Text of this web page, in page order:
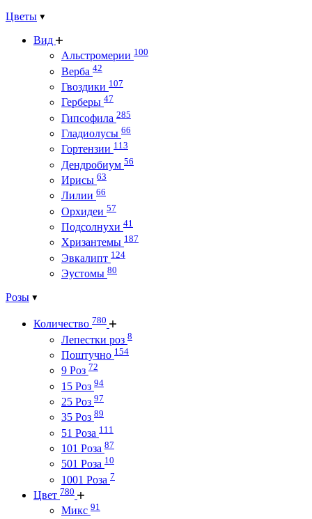
Цветы
Вид
Альстромерии 100
Верба 42
Гвоздики 107
Герберы 47
Гипсофила 285
Гладиолусы 66
Гортензии 113
Дендробиум 56
Ирисы 63
Лилии 66
Орхидеи 57
Подсолнухи 41
Хризантемы 187
Эвкалипт 124
Эустомы 80
Розы
Количество 780
Лепестки роз 8
Поштучно 154
9 Роз 72
15 Роз 94
25 Роз 97
35 Роз 89
51 Роза 111
101 Роза 87
501 Роза 10
1001 Роза 7
Цвет 780
Микс 91